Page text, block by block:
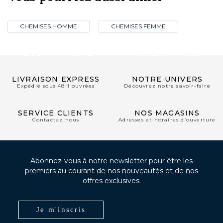
CHEMISES HOMME CHEMISES FEMME
LIVRAISON EXPRESS
Expédié sous 48H ouvrées
NOTRE UNIVERS
Découvrez notre savoir-faire
SERVICE CLIENTS
Contactez nous
NOS MAGASINS
Adresses et horaires d’ouverture
Abonnez-vous à notre newsletter pour être les
premiers au courant de nos nouveautés et de nos
offres exclusives.
Je m'inscris